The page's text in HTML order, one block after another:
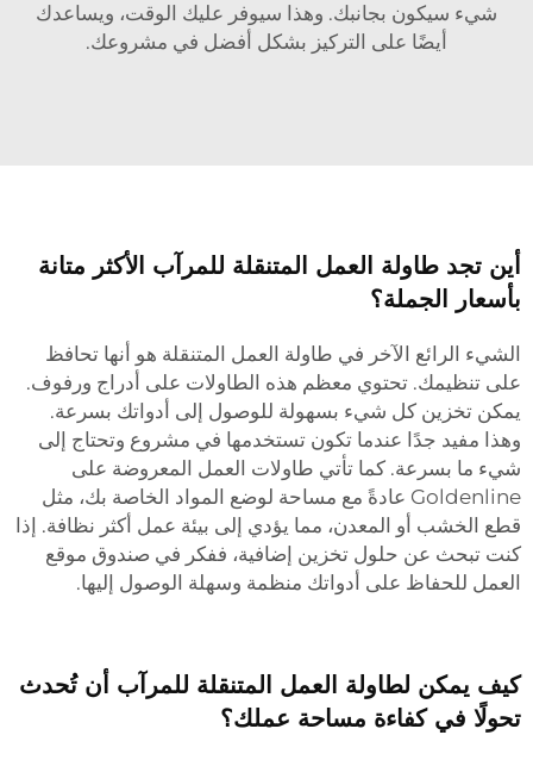
شيء سيكون بجانبك. وهذا سيوفر عليك الوقت، ويساعدك
أيضًا على التركيز بشكل أفضل في مشروعك.
أين تجد طاولة العمل المتنقلة للمرآب الأكثر متانة
بأسعار الجملة؟
الشيء الرائع الآخر في طاولة العمل المتنقلة هو أنها تحافظ
على تنظيمك. تحتوي معظم هذه الطاولات على أدراج ورفوف.
يمكن تخزين كل شيء بسهولة للوصول إلى أدواتك بسرعة.
وهذا مفيد جدًا عندما تكون تستخدمها في مشروع وتحتاج إلى
شيء ما بسرعة. كما تأتي طاولات العمل المعروضة على
Goldenline عادةً مع مساحة لوضع المواد الخاصة بك، مثل
قطع الخشب أو المعدن، مما يؤدي إلى بيئة عمل أكثر نظافة. إذا
كنت تبحث عن حلول تخزين إضافية، ففكر في صندوق موقع
العمل للحفاظ على أدواتك منظمة وسهلة الوصول إليها.
كيف يمكن لطاولة العمل المتنقلة للمرآب أن تُحدث
تحولًا في كفاءة مساحة عملك؟